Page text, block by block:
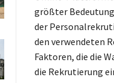
größter
der
den verwendeten
Faktoren, die die
die Rekrutierung